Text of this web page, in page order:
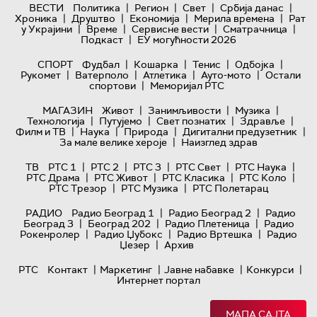
ВЕСТИ Политика | Регион | Свет | Србија данас |
Хроника | Друштво | Економија | Мерила времена | Рат
у Украјини | Време | Сервисне вести | Сматрачница |
Подкаст | ЕУ могућности 2026
СПОРТ
Фудбал | Кошарка | Тенис | Одбојка |
Рукомет | Ватерполо | Атлетика | Ауто-мото | Остали
спортови | Меморијал РТС
МАГАЗИН
Живот | Занимљивости | Музика |
Технологијa | Путујемо | Свет познатих | Здравље |
Филм и ТВ | Наука | Природа | Дигитални предузетник |
За мале велике хероје | Наизглед здрав
ТВ
РТС 1 | РТС 2 | РТС 3 | РТС Свет | РТС Наука |
РТС Драма | РТС Живот | РТС Класика | РТС Коло |
РТС Трезор | РТС Музика | РТС Полетарац
РАДИО
Радио Београд 1 | Радио Београд 2 | Радио
Београд 3 | Београд 202 | Радио Плетеница | Радио
Рокенролер | Радио Џубокс | Радио Вртешка | Радио
Џезер | Архив
РТС
Контакт | Маркетинг | Јавне набавке | Конкурси |
Интернет портал
МАПА САЈТА